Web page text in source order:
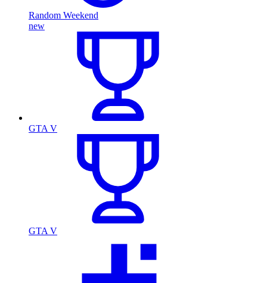
Random Weekend
new
GTA V
GTA V